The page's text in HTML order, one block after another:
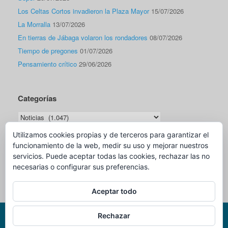
Los Celtas Cortos invadieron la Plaza Mayor 15/07/2026
La Morralla 13/07/2026
En tierras de Jábaga volaron los rondadores 08/07/2026
Tiempo de pregones 01/07/2026
Pensamiento crítico 29/06/2026
Categorías
Categorías
Traductor
Utilizamos cookies propias y de terceros para garantizar el
funcionamiento de la web, medir su uso y mejorar nuestros
servicios. Puede aceptar todas las cookies, rechazar las no
necesarias o configurar sus preferencias.
Aceptar todo
Rechazar